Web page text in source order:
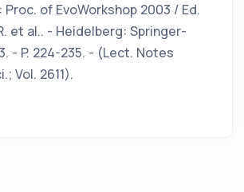
of EvoWorkshop 2003 / Ed.
et al.. - Heidelberg: Springer-
- P. 224-235. - (Lect. Notes
Vol. 2611).